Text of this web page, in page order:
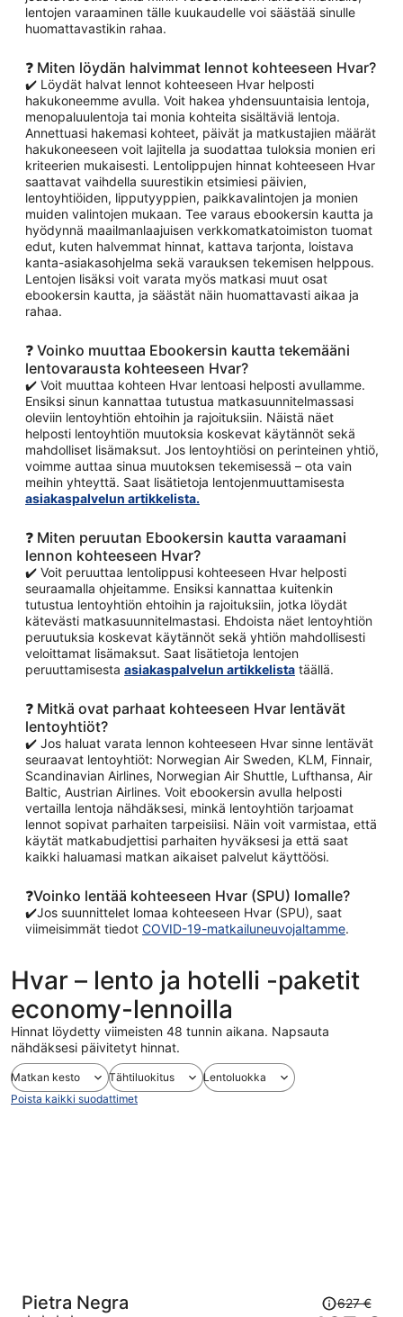
lentojen varaaminen tälle kuukaudelle voi säästää sinulle
huomattavastikin rahaa.
❓ Miten löydän halvimmat lennot kohteeseen Hvar?
✔️ Löydät halvat lennot kohteeseen Hvar helposti
hakukoneemme avulla. Voit hakea yhdensuuntaisia lentoja,
menopaluulentoja tai monia kohteita sisältäviä lentoja.
Annettuasi hakemasi kohteet, päivät ja matkustajien määrät
hakukoneeseen voit lajitella ja suodattaa tuloksia monien eri
kriteerien mukaisesti. Lentolippujen hinnat kohteeseen Hvar
saattavat vaihdella suurestikin etsimiesi päivien,
lentoyhtiöiden, lipputyyppien, paikkavalintojen ja monien
muiden valintojen mukaan. Tee varaus ebookersin kautta ja
hyödynnä maailmanlaajuisen verkkomatkatoimiston tuomat
edut, kuten halvemmat hinnat, kattava tarjonta, loistava
kanta-asiakasohjelma sekä varauksen tekemisen helppous.
Lentojen lisäksi voit varata myös matkasi muut osat
ebookersin kautta, ja säästät näin huomattavasti aikaa ja
rahaa.
❓ Voinko muuttaa Ebookersin kautta tekemääni
lentovarausta kohteeseen Hvar?
✔️ Voit muuttaa kohteen Hvar lentoasi helposti avullamme.
Ensiksi sinun kannattaa tutustua matkasuunnitelmassasi
oleviin lentoyhtiön ehtoihin ja rajoituksiin. Näistä näet
helposti lentoyhtiön muutoksia koskevat käytännöt sekä
mahdolliset lisämaksut. Jos lentoyhtiösi on perinteinen yhtiö,
voimme auttaa sinua muutoksen tekemisessä – ota vain
meihin yhteyttä. Saat lisätietoja lentojenmuuttamisesta
asiakaspalvelun artikkelista.
❓ Miten peruutan Ebookersin kautta varaamani
lennon kohteeseen Hvar?
✔️ Voit peruuttaa lentolippusi kohteeseen Hvar helposti
seuraamalla ohjeitamme. Ensiksi kannattaa kuitenkin
tutustua lentoyhtiön ehtoihin ja rajoituksiin, jotka löydät
kätevästi matkasuunnitelmastasi. Ehdoista näet lentoyhtiön
peruutuksia koskevat käytännöt sekä yhtiön mahdollisesti
veloittamat lisämaksut. Saat lisätietoja lentojen
peruuttamisesta asiakaspalvelun artikkelista täällä.
❓ Mitkä ovat parhaat kohteeseen Hvar lentävät
lentoyhtiöt?
✔️ Jos haluat varata lennon kohteeseen Hvar sinne lentävät
seuraavat lentoyhtiöt: Norwegian Air Sweden, KLM, Finnair,
Scandinavian Airlines, Norwegian Air Shuttle, Lufthansa, Air
Baltic, Austrian Airlines. Voit ebookersin avulla helposti
vertailla lentoja nähdäksesi, minkä lentoyhtiön tarjoamat
lennot sopivat parhaiten tarpeisiisi. Näin voit varmistaa, että
käytät matkabudjettisi parhaiten hyväksesi ja että saat
kaikki haluamasi matkan aikaiset palvelut käyttöösi.
❓Voinko lentää kohteeseen Hvar (SPU) lomalle?
✔️Jos suunnittelet lomaa kohteeseen Hvar (SPU), saat
viimeisimmät tiedot COVID-19-matkailuneuvojaltamme.
Hvar – lento ja hotelli -paketit
economy-lennoilla
Hinnat löydetty viimeisten 48 tunnin aikana. Napsauta
nähdäksesi päivitetyt hinnat.
Matkan kesto Tähtiluokitus
Lentoluokka
Poista kaikki suodattimet
Pietra Negra
Hinta627 €